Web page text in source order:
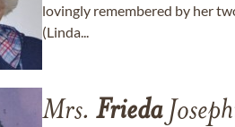
lovingly remembered by her
(Linda...
Mrs. Frieda